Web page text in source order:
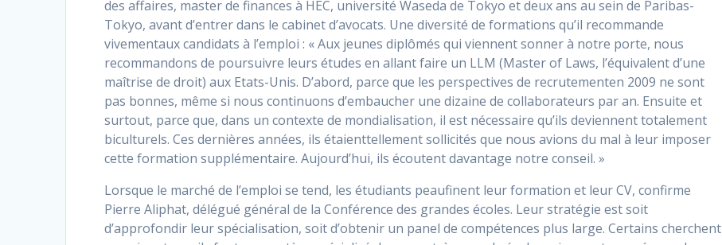
des affaires, master de finances à HEC, université Waseda de Tokyo et deux ans au sein de Paribas-
Tokyo, avant d’entrer dans le cabinet d’avocats. Une diversité de formations qu’il recommande
vivementaux candidats à l’emploi : « Aux jeunes diplômés qui viennent sonner à notre porte, nous
recommandons de poursuivre leurs études en allant faire un LLM (Master of Laws, l’équivalent d’une
maîtrise de droit) aux Etats-Unis. D’abord, parce que les perspectives de recrutementen 2009 ne sont
pas bonnes, même si nous continuons d’embaucher une dizaine de collaborateurs par an. Ensuite et
surtout, parce que, dans un contexte de mondialisation, il est nécessaire qu’ils deviennent totalement
biculturels. Ces dernières années, ils étaienttellement sollicités que nous avions du mal à leur imposer
cette formation supplémentaire. Aujourd’hui, ils écoutent davantage notre conseil. »
Lorsque le marché de l’emploi se tend, les étudiants peaufinent leur formation et leur CV, confirme
Pierre Aliphat, délégué général de la Conférence des grandes écoles. Leur stratégie est soit
d’approfondir leur spécialisation, soit d’obtenir un panel de compétences plus large. Certains cherchent